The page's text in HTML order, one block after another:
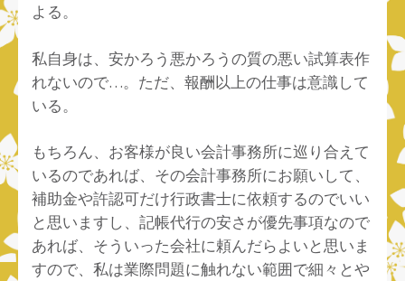
よる。
私自身は、安かろう悪かろうの質の悪い試算表作
れないので…。ただ、報酬以上の仕事は意識して
いる。
もちろん、お客様が良い会計事務所に巡り合えて
いるのであれば、その会計事務所にお願いして、
補助金や許認可だけ行政書士に依頼するのでいい
と思いますし、記帳代行の安さが優先事項なので
あれば、そういった会社に頼んだらよいと思いま
すので、私は業際問題に触れない範囲で細々とや